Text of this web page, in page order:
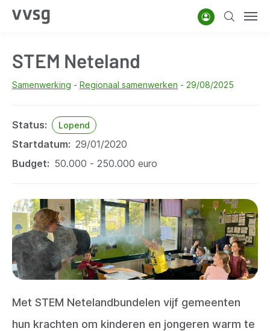
Overslaan
gaan
AccountZoeken
STEM Neteland
Samenwerking Regionaal samenwerken 29/08/2025
Status Lopend
Startdatum
29/01/2020
Budget
50.000 - 250.000 euro
Met STEM Netelandbundelen vijf gemeenten
hun krachten om kinderen en jongeren warm te